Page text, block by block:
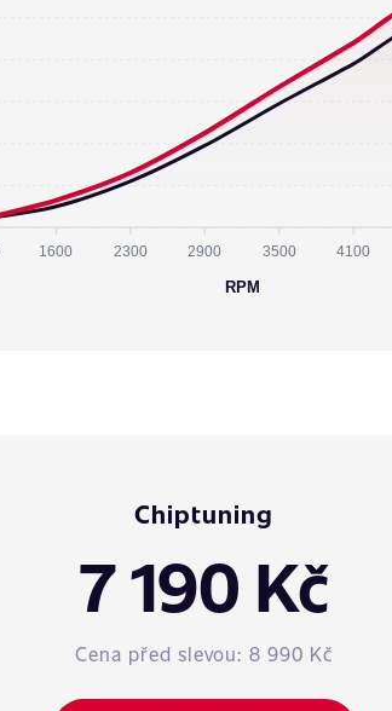
1600 2300 2900 3500 4100
RPM
Chiptuning
7 190 Kč
Cena před slevou: 8 990 Kč